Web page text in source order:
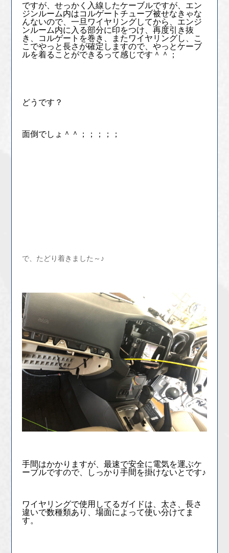
ですが、せっかく入線したケーブルですが、エン
ジンルーム内はコルゲートチューブ被せなきゃな
んないので、一旦ワイヤリングしてから、エンジ
ンルーム内に入る部分に印をつけ、再度引き抜
き、コルゲートを巻き、またワイヤリングし、こ
こでやっと長さが確定しますので、やっとケーブ
ルを着ることができるって感じです＾＾；
どうです？
面倒でしょ＾＾；；；；；
で、たどり着きました～♪
手間はかかりますが、最速で安全に電気を運ぶケ
ーブルですので、しっかり手間を掛けないとです♪
ワイヤリングで使用してるガイドは、太さ、長さ
違いで数種類あり、場面によって使い分けてま
す。